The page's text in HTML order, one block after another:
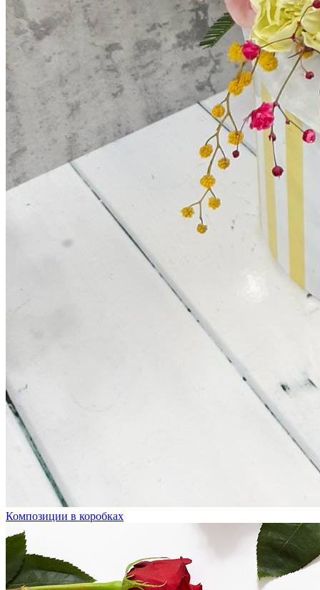
Композиции в коробках